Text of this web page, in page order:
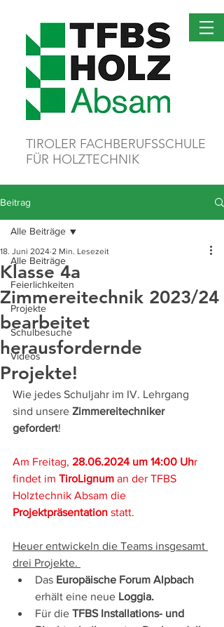
TIROLER FACHBERUFSSCHULE
FÜR HOLZTECHNIK
Beitrag
Alle Beiträge
Feierlichkeiten
Projekte
Schulbesuche
Videos
Alle Beiträge
Klasse 4a
Zimmereitechnik 2023/24
bearbeitet
herausfordernde
Projekte!
18. Juni 2024 2 Min. Lesezeit
Wie jedes Schuljahr im IV. Lehrgang
sind unsere Zimmereitechniker
gefordert!
Am Freitag, 28.06.2024 um 14:00 Uhr
findet im TiroLignum an der TFBS
Holztechnik Absam die
Projektpräsentation statt.
Heuer entwickeln die Teams insgesamt
drei Projekte.
Das Europäische Forum Alpbach
erhält eine neue Loggia.
Für die TFBS Installations- und